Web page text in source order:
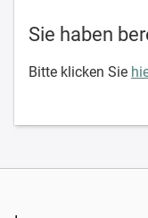
Sie haben
Bitte klicken Sie